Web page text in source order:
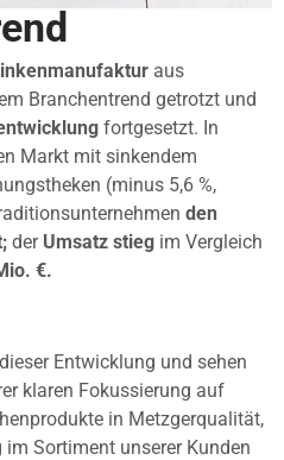
aus
Branchentrend getrotzt und
fortgesetzt. In
Markt mit sinkendem
(minus 5,6 %,
den
der Umsatz stieg im Vergleich
€.
Entwicklung und sehen
klaren Fokussierung auf
in Metzgerqualität,
Sortiment unserer Kunden